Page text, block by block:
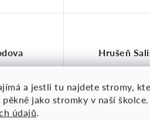
a jestli tu najdete stromy,
jako stromky v naší školce.
údajů.
Hrušeň
10 %